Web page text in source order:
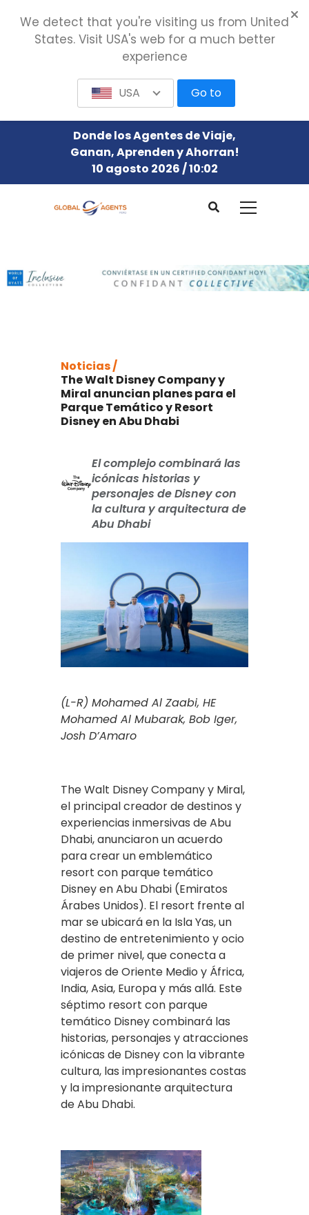
Donde los Agentes de Viaje,
Ganan, Aprenden y Ahorran!
10 agosto 2026 / 10:02
Noticias /
The Walt Disney Company y
Miral anuncian planes para el
Parque Temático y Resort
Disney en Abu Dhabi
El complejo combinará las
icónicas historias y
personajes de Disney con
la cultura y arquitectura de
Abu Dhabi
(L-R) Mohamed Al Zaabi, HE
Mohamed Al Mubarak, Bob Iger,
Josh D’Amaro
The Walt Disney Company y Miral,
el principal creador de destinos y
experiencias inmersivas de Abu
Dhabi, anunciaron un acuerdo
para crear un emblemático
resort con parque temático
Disney en Abu Dhabi (Emiratos
Árabes Unidos). El resort frente al
mar se ubicará en la Isla Yas, un
destino de entretenimiento y ocio
de primer nivel, que conecta a
viajeros de Oriente Medio y África,
India, Asia, Europa y más allá. Este
séptimo resort con parque
temático Disney combinará las
historias, personajes y atracciones
icónicas de Disney con la vibrante
cultura, las impresionantes costas
y la impresionante arquitectura
de Abu Dhabi.
We detect that you're visiting us from United
States. Visit USA's web for a much better
experience
USA Go to